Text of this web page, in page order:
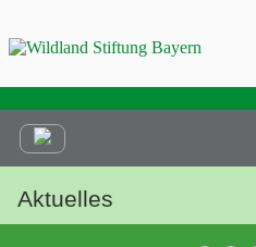
Aktuelles